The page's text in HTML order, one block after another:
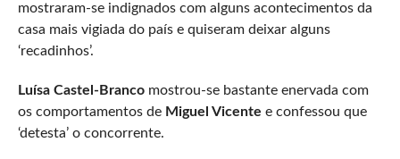
mostraram-se indignados com alguns acontecimentos da
casa mais vigiada do país e quiseram deixar alguns
‘recadinhos’.
Luísa Castel-Brancomostrou-se bastante enervada com
os comportamentos de Miguel Vicente e confessou que
‘detesta’ o concorrente.